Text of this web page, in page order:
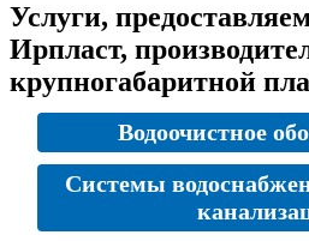
Услуги,
Ирпласт,
крупногабаритной
Водоочистное
Системы